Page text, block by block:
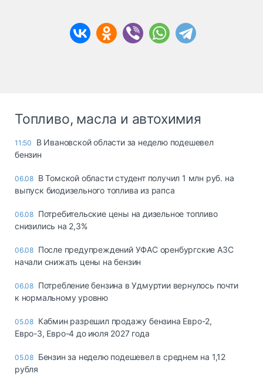
Топливо, масла и автохимия
11:50
В Ивановской области за неделю подешевел
бензин
06.08 В Томской области студент получил 1 млн руб. на
выпуск биодизельного топлива из рапса
06.08 Потребительские цены на дизельное топливо
снизились на 2,3%
06.08 После предупреждений УФАС оренбургские АЗС
начали снижать цены на бензин
06.08 Потребление бензина в Удмуртии вернулось почти
к нормальному уровню
05.08 Кабмин разрешил продажу бензина Евро-2,
Евро-3, Евро-4 до июля 2027 года
05.08 Бензин за неделю подешевел в среднем на 1,12
рубля